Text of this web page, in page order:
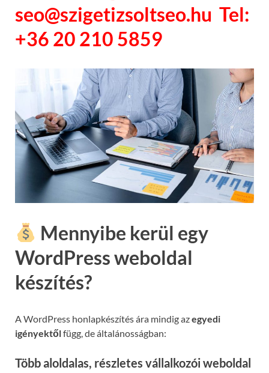
seo@szigetizsoltseo.hu Tel:
+36 20 210 5859
Mennyibe kerül egy
WordPress weboldal
készítés?
A WordPress honlapkészítés ára mindig azegyedi
igényektőlfügg, de általánosságban:
Több aloldalas, részletes vállalkozói weboldal